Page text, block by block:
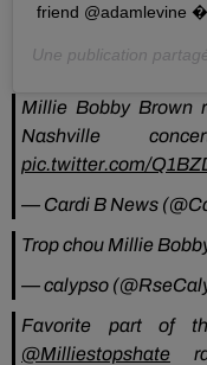
friend
Une publication
Millie Bobby Brown
Nashville
pic.twitter.com/
— Cardi B News
Trop chou Millie
— calypso
Favorite part of
@Milliestopshate